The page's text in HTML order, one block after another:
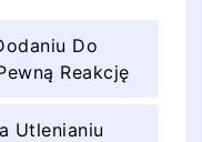
Do
Reakcję
Utlenianiu